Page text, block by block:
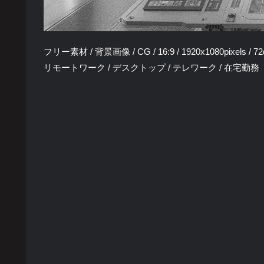
フリー素材 / 背景画像 / CG / 16:9 / 1920x1080pixels /
リモートワーク / デスクトップ / テレワーク / 在宅勤務